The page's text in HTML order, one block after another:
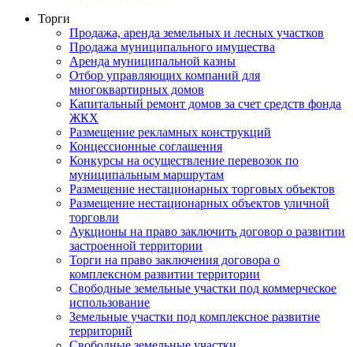
Торги
Продажа, аренда земельных и лесных участков
Продажа муниципального имущества
Аренда муниципальной казны
Отбор управляющих компаний для
многоквартирных домов
Капитальный ремонт домов за счет средств фонда
ЖКХ
Размещение рекламных конструкций
Концессионные соглашения
Конкурсы на осуществление перевозок по
муниципальным маршрутам
Размещение нестационарных торговых объектов
Размещение нестационарных объектов уличной
торговли
Аукционы на право заключить договор о развитии
застроенной территории
Торги на право заключения договора о
комплексном развитии территории
Свободные земельные участки под коммерческое
использование
Земельные участки под комплексное развитие
территорий